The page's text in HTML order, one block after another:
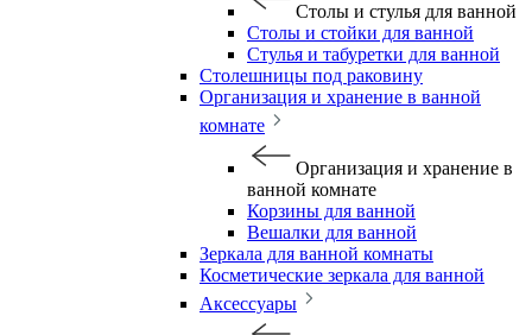
Столы и стулья для ванной
Столы и стойки для ванной
Стулья и табуретки для ванной
Столешницы под раковину
Организация и хранение в ванной
комнате
Организация и хранение в
ванной комнате
Корзины для ванной
Вешалки для ванной
Зеркала для ванной комнаты
Косметические зеркала для ванной
Аксессуары